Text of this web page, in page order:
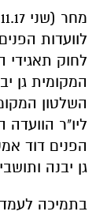
לוועדות
לחוק
המקומית גן
השלטון
ליו"ר
הפנים דוד
גן יבנה
בתמיכה